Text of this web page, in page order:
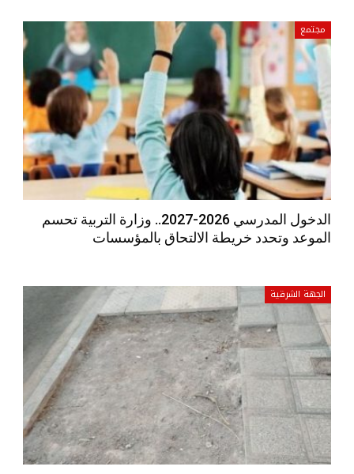
مجتمع
الدخول المدرسي 2026-2027.. وزارة التربية تحسم
الموعد وتحدد خريطة الالتحاق بالمؤسسات
الجهة الشرقية